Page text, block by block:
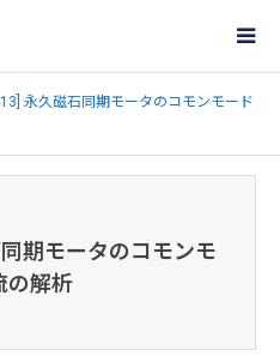
永久磁石同期モータのコモンモード
期モータのコモンモ
の解析